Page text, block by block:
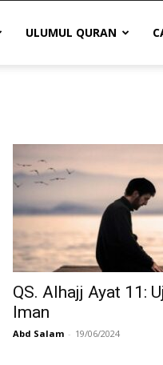
ULUMUL QURAN
QS. Alhajj Ayat 11:
Iman
Abd Salam - 19/06/2024